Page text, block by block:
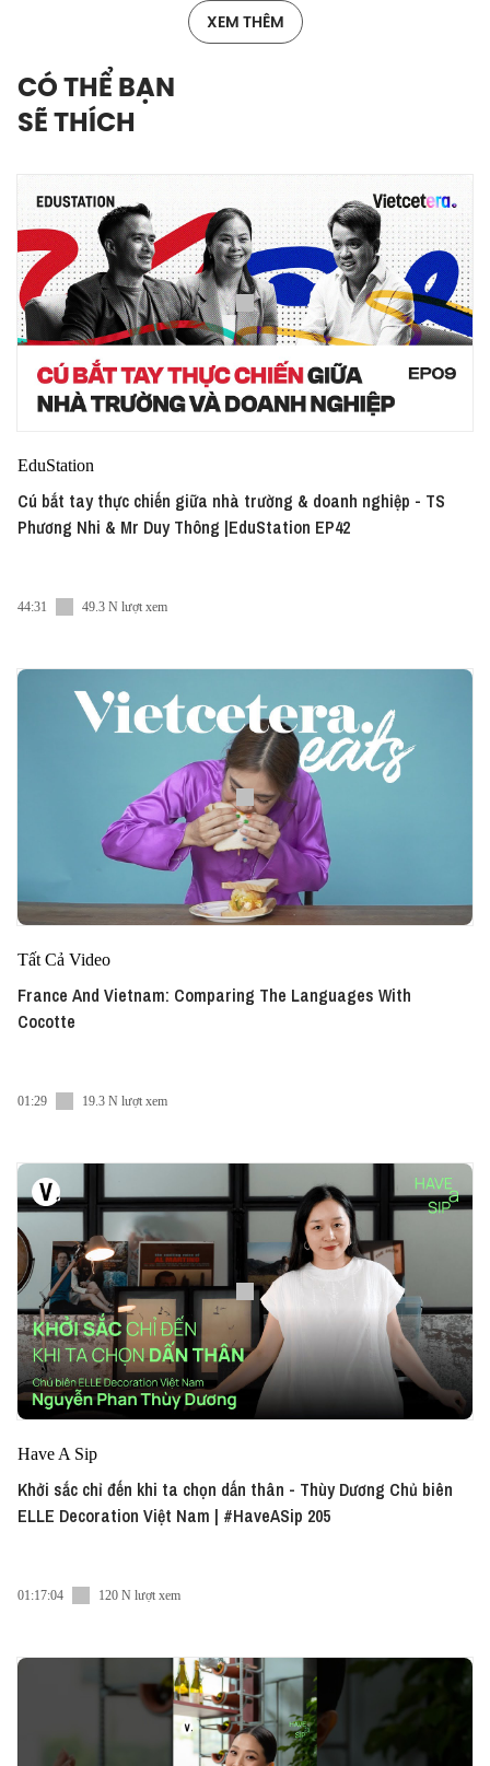
XEM THÊM
CÓ THỂ BẠN
SẼ THÍCH
EduStation
Cú bắt tay thực chiến giữa nhà trường & doanh nghiệp - TS
Phương Nhi & Mr Duy Thông |EduStation EP42
44:31 49.3 N lượt xem
Tất Cả Video
France And Vietnam: Comparing The Languages With
Cocotte
01:29 19.3 N lượt xem
Have A Sip
Khởi sắc chỉ đến khi ta chọn dấn thân - Thùy Dương Chủ biên
ELLE Decoration Việt Nam | #HaveASip 205
01:17:04 120 N lượt xem